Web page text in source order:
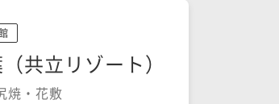
共立リゾート）
焼・花敷